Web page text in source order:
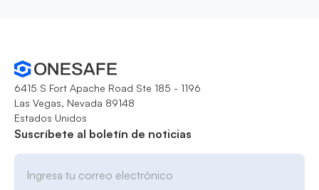
6415 S Fort Apache Road Ste 185 - 1196
Las Vegas, Nevada 89148
Estados Unidos
Suscríbete al boletín de noticias